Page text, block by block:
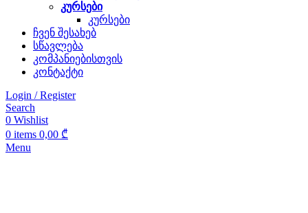
კურსები
კურსები
ჩვენ შესახებ
სწავლება
კომპანიებისთვის
კონტაქტი
Login / Register
Search
0 Wishlist
0 items 0,00 ₾
Menu